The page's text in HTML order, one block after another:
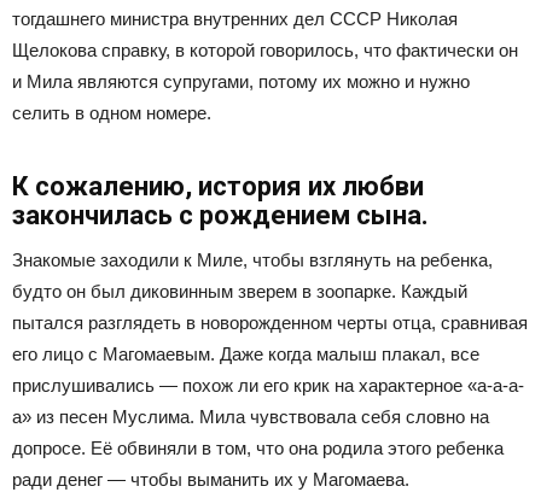
тогдашнего министра внутренних дел СССР Николая
Щелокова справку, в которой говорилось, что фактически он
и Мила являются супругами, потому их можно и нужно
селить в одном номере.
К сожалению, история их любви
закончилась с рождением сына.
Знакомые заходили к Миле, чтобы взглянуть на ребенка,
будто он был диковинным зверем в зоопарке. Каждый
пытался разглядеть в новорожденном черты отца, сравнивая
его лицо с Магомаевым. Даже когда малыш плакал, все
прислушивались — похож ли его крик на характерное «а-а-а-
а» из песен Муслима. Мила чувствовала себя словно на
допросе. Её обвиняли в том, что она родила этого ребенка
ради денег — чтобы выманить их у Магомаева.